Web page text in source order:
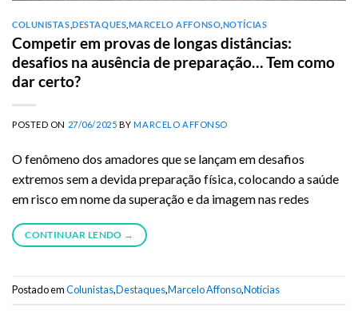
COLUNISTAS ,DESTAQUES MARCELO AFFONSO NOTÍCIAS
Competir em provas de longas distâncias:
desafios na ausência de preparação… Tem como
dar certo?
POSTED ON 27/06/2025 BYMARCELO AFFONSO
O fenômeno dos amadores que se lançam em desafios
extremos sem a devida preparação física, colocando a saúde
em risco em nome da superação e da imagem nas redes
CONTINUAR LENDO →
Postado emColunistas,Destaques,Marcelo Affonso,Notícias